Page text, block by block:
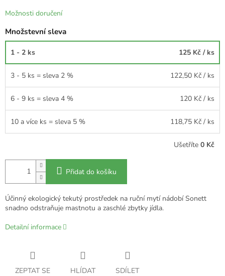
Možnosti doručení
Množstevní sleva
1 - 2 ks 125 Kč / ks
3 - 5 ks = sleva 2 % 122,50 Kč / ks
6 - 9 ks = sleva 4 % 120 Kč / ks
10 a více ks = sleva 5 % 118,75 Kč / ks
Ušetříte 0 Kč
Přidat do košíku
Účinný ekologický tekutý prostředek na ruční mytí nádobí Sonett
snadno odstraňuje mastnotu a zaschlé zbytky jídla.
Detailní informace
ZEPTAT SE HLÍDAT SDÍLET